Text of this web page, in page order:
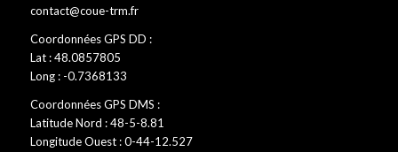
contact@coue-trm.fr
Coordonnées GPS DD :
Lat : 48.0857805
Long : -0.7368133
Coordonnées GPS DMS :
Latitude Nord : 48-5-8.81
Longitude Ouest : 0-44-12.527